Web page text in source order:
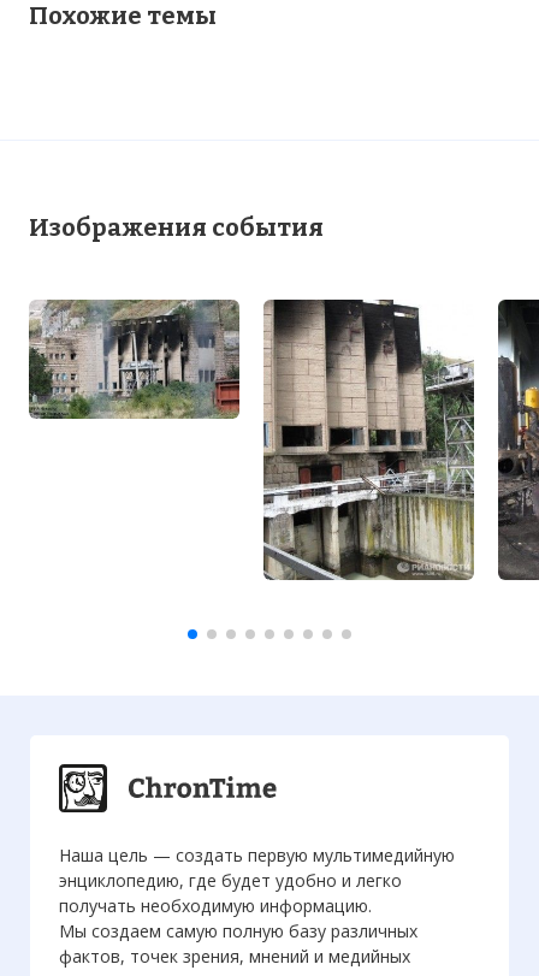
Похожие темы
Изображения события
Наша цель — создать первую мультимедийную
энциклопедию, где будет удобно и легко
получать необходимую информацию.
Мы создаем самую полную базу различных
фактов, точек зрения, мнений и медийных